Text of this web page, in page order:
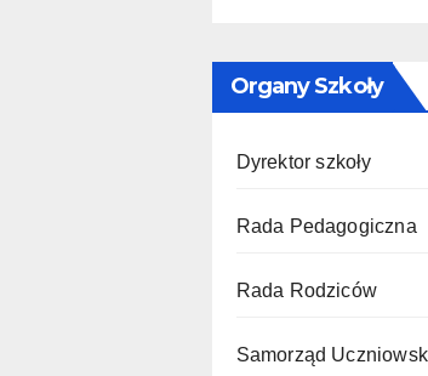
Organy Szkoły
Dyrektor szkoły
Rada Pedagogiczna
Rada Rodziców
Samorząd